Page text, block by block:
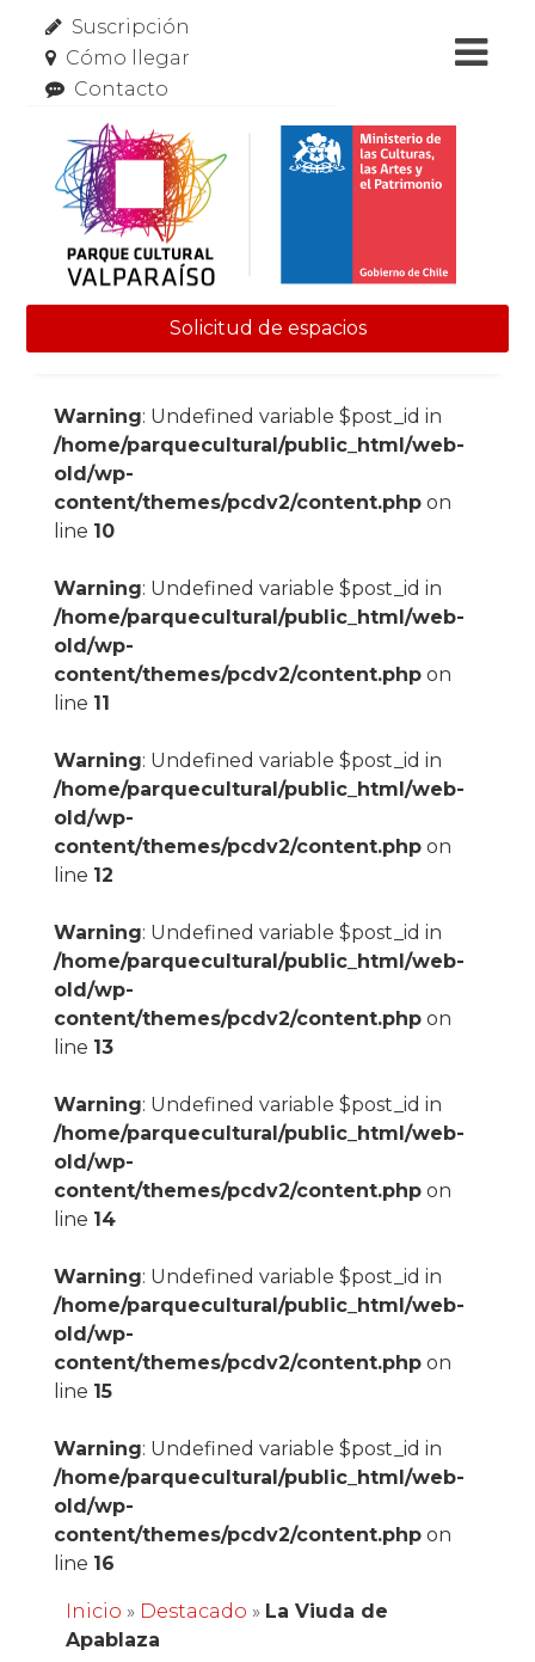
Suscripción
Cómo llegar
Contacto
Solicitud de espacios
Warning: Undefined variable $post_id in
/home/parquecultural/public_html/web-
old/wp-
content/themes/pcdv2/content.phpon
line 10
Warning: Undefined variable $post_id in
/home/parquecultural/public_html/web-
old/wp-
content/themes/pcdv2/content.phpon
line 11
Warning: Undefined variable $post_id in
/home/parquecultural/public_html/web-
old/wp-
content/themes/pcdv2/content.phpon
line 12
Warning: Undefined variable $post_id in
/home/parquecultural/public_html/web-
old/wp-
content/themes/pcdv2/content.phpon
line 13
Warning: Undefined variable $post_id in
/home/parquecultural/public_html/web-
old/wp-
content/themes/pcdv2/content.phpon
line 14
Warning: Undefined variable $post_id in
/home/parquecultural/public_html/web-
old/wp-
content/themes/pcdv2/content.phpon
line 15
Warning: Undefined variable $post_id in
/home/parquecultural/public_html/web-
old/wp-
content/themes/pcdv2/content.phpon
line 16
Inicio » Destacado » La Viuda de
Apablaza